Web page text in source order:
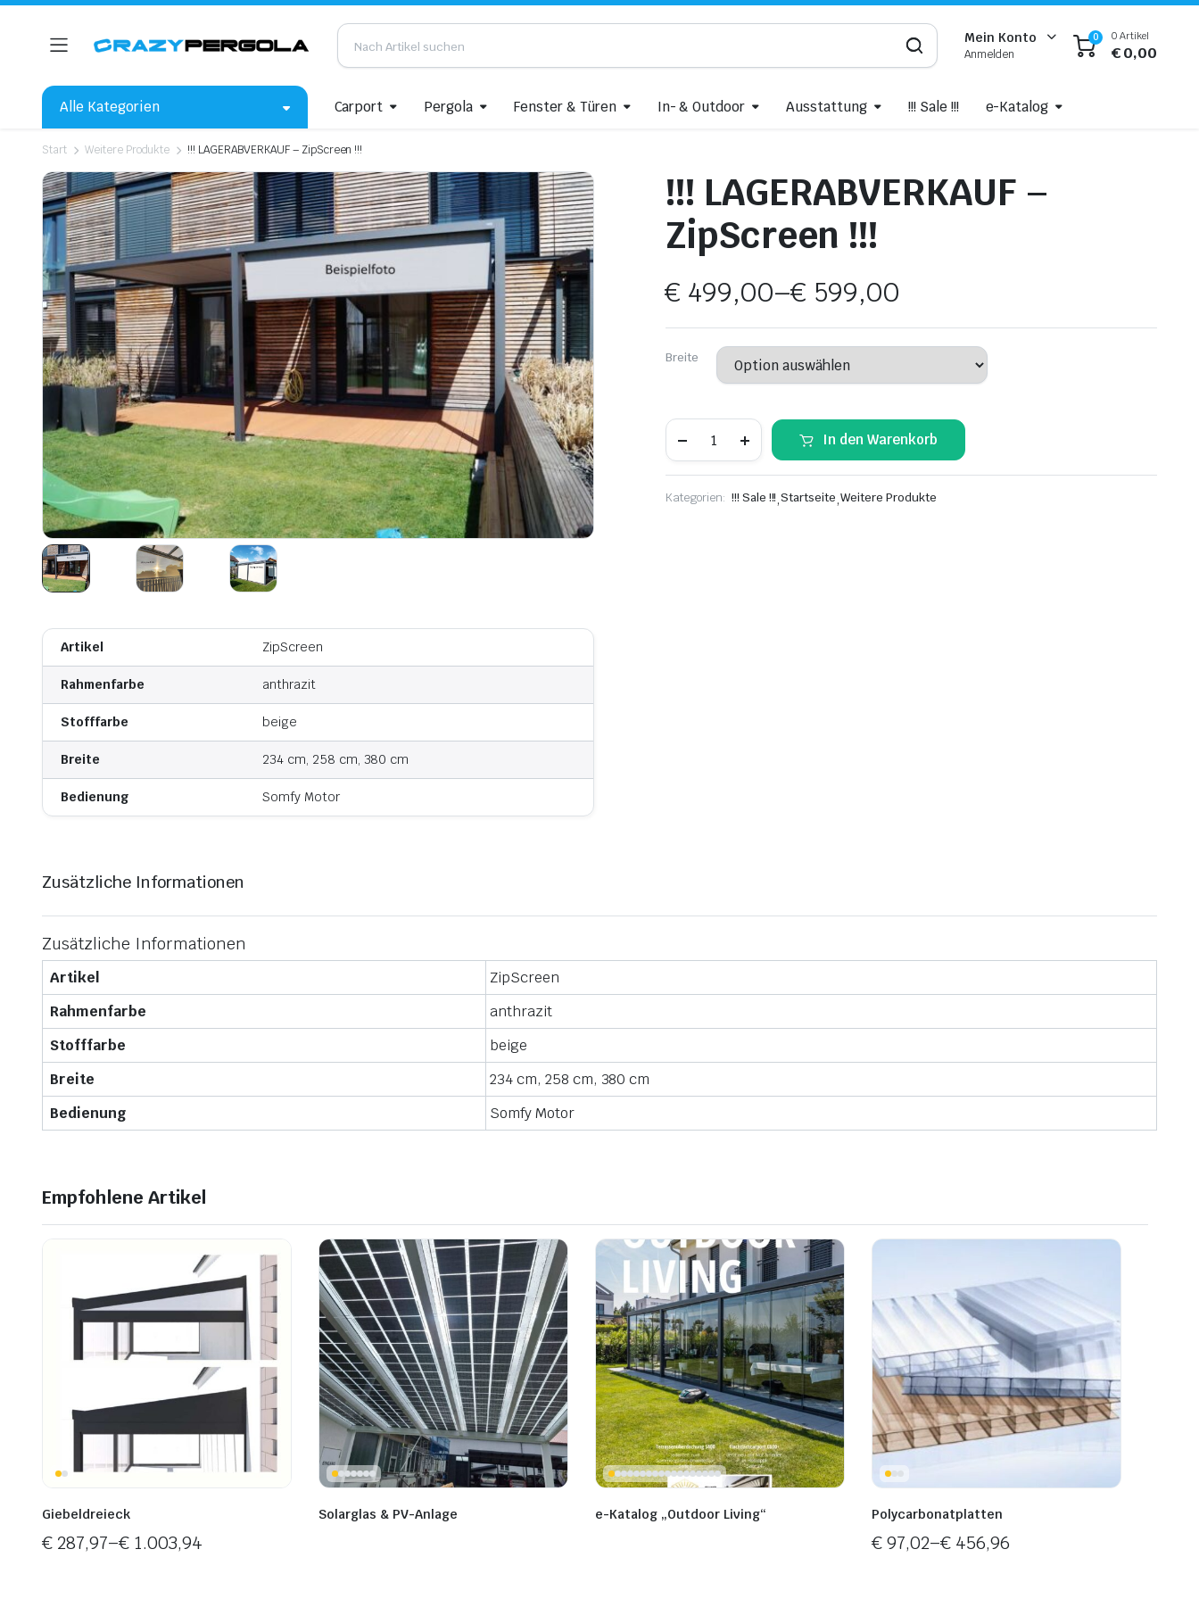
Mein Konto
Anmelden
0 0 Artikel
€0,00
Alle Kategorien Carport Pergola Fenster & Türen In- & Outdoor Ausstattung !!! Sale !!! e-Katalog
Start Weitere Produkte !!! LAGERABVERKAUF – ZipScreen !!!
Artikel ZipScreen
Rahmenfarbe anthrazit
Stofffarbe beige
Breite 234 cm, 258 cm, 380 cm
Bedienung Somfy Motor
!!! LAGERABVERKAUF –
ZipScreen !!!
€ 499,00–€ 599,00
Breite
In den Warenkorb
Kategorien: !!! Sale !!!,Startseite,Weitere Produkte
Zusätzliche Informationen
Zusätzliche Informationen
Artikel
ZipScreen
Rahmenfarbe
anthrazit
Stofffarbe
beige
Breite
234 cm, 258 cm, 380 cm
Bedienung
Somfy Motor
Empfohlene Artikel
Giebeldreieck
€287,97–€1.003,94
Solarglas & PV-Anlage e-Katalog „Outdoor Living“ Polycarbonatplatten
€97,02–€456,96